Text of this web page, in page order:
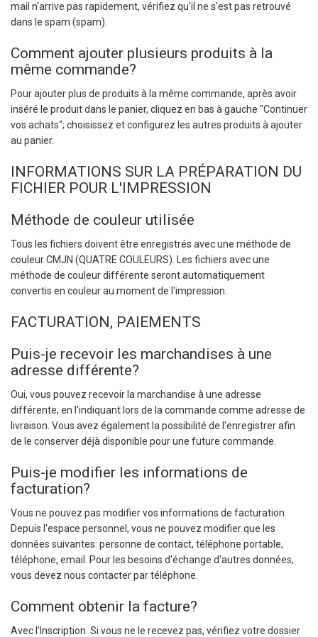
mail n'arrive pas rapidement, vérifiez qu'il ne s'est pas retrouvé
dans le spam (spam).
Comment ajouter plusieurs produits à la
même commande?
Pour ajouter plus de produits à la même commande, après avoir
inséré le produit dans le panier, cliquez en bas à gauche "Continuer
vos achats"; choisissez et configurez les autres produits à ajouter
au panier.
INFORMATIONS SUR LA PRÉPARATION DU
FICHIER POUR L'IMPRESSION
Méthode de couleur utilisée
Tous les fichiers doivent être enregistrés avec une méthode de
couleur CMJN (QUATRE COULEURS). Les fichiers avec une
méthode de couleur différente seront automatiquement
convertis en couleur au moment de l'impression.
FACTURATION, PAIEMENTS
Puis-je recevoir les marchandises à une
adresse différente?
Oui, vous pouvez recevoir la marchandise à une adresse
différente, en l'indiquant lors de la commande comme adresse de
livraison. Vous avez également la possibilité de l'enregistrer afin
de le conserver déjà disponible pour une future commande.
Puis-je modifier les informations de
facturation?
Vous ne pouvez pas modifier vos informations de facturation.
Depuis l'espace personnel, vous ne pouvez modifier que les
données suivantes: personne de contact, téléphone portable,
téléphone, email. Pour les besoins d'échange d'autres données,
vous devez nous contacter par téléphone.
Comment obtenir la facture?
Avec l’Inscription. Si vous ne le recevez pas, vérifiez votre dossier